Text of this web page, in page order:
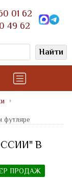
01 62
49 62
Найти
футляре
В
ПРОДАЖ